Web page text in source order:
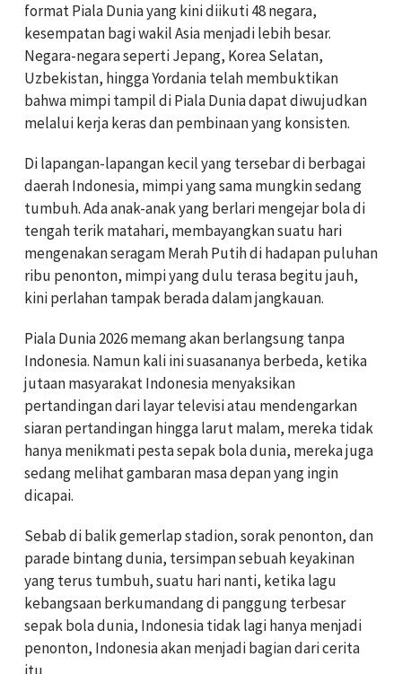
format Piala Dunia yang kini diikuti 48 negara,
kesempatan bagi wakil Asia menjadi lebih besar.
Negara-negara seperti Jepang, Korea Selatan,
Uzbekistan, hingga Yordania telah membuktikan
bahwa mimpi tampil di Piala Dunia dapat diwujudkan
melalui kerja keras dan pembinaan yang konsisten.
Di lapangan-lapangan kecil yang tersebar di berbagai
daerah Indonesia, mimpi yang sama mungkin sedang
tumbuh. Ada anak-anak yang berlari mengejar bola di
tengah terik matahari, membayangkan suatu hari
mengenakan seragam Merah Putih di hadapan puluhan
ribu penonton, mimpi yang dulu terasa begitu jauh,
kini perlahan tampak berada dalam jangkauan.
Piala Dunia 2026 memang akan berlangsung tanpa
Indonesia. Namun kali ini suasananya berbeda, ketika
jutaan masyarakat Indonesia menyaksikan
pertandingan dari layar televisi atau mendengarkan
siaran pertandingan hingga larut malam, mereka tidak
hanya menikmati pesta sepak bola dunia, mereka juga
sedang melihat gambaran masa depan yang ingin
dicapai.
Sebab di balik gemerlap stadion, sorak penonton, dan
parade bintang dunia, tersimpan sebuah keyakinan
yang terus tumbuh, suatu hari nanti, ketika lagu
kebangsaan berkumandang di panggung terbesar
sepak bola dunia, Indonesia tidak lagi hanya menjadi
penonton, Indonesia akan menjadi bagian dari cerita